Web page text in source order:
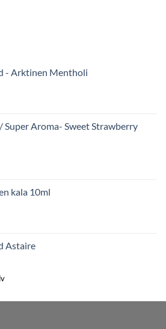
- Arktinen Mentholi
Aroma- Sweet Strawberry
kala 10ml
Astaire